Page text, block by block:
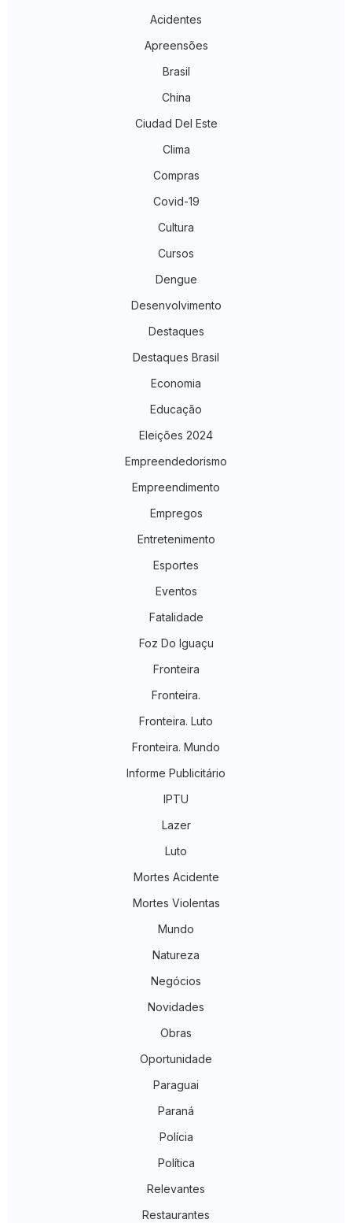
Acidentes
Apreensões
Brasil
China
Ciudad Del Este
Clima
Compras
Covid-19
Cultura
Cursos
Dengue
Desenvolvimento
Destaques
Destaques Brasil
Economia
Educação
Eleições 2024
Empreendedorismo
Empreendimento
Empregos
Entretenimento
Esportes
Eventos
Fatalidade
Foz Do Iguaçu
Fronteira
Fronteira.
Fronteira. Luto
Fronteira. Mundo
Informe Publicitário
IPTU
Lazer
Luto
Mortes Acidente
Mortes Violentas
Mundo
Natureza
Negócios
Novidades
Obras
Oportunidade
Paraguai
Paraná
Polícia
Política
Relevantes
Restaurantes